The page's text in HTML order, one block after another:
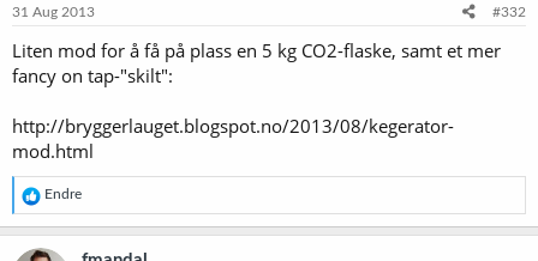
31 Aug 2013 #332
Liten mod for å få på plass en 5 kg CO2-flaske, samt et mer
fancy on tap-"skilt":
http://bryggerlauget.blogspot.no/2013/08/kegerator-
mod.html
R
e
a
k
Endre